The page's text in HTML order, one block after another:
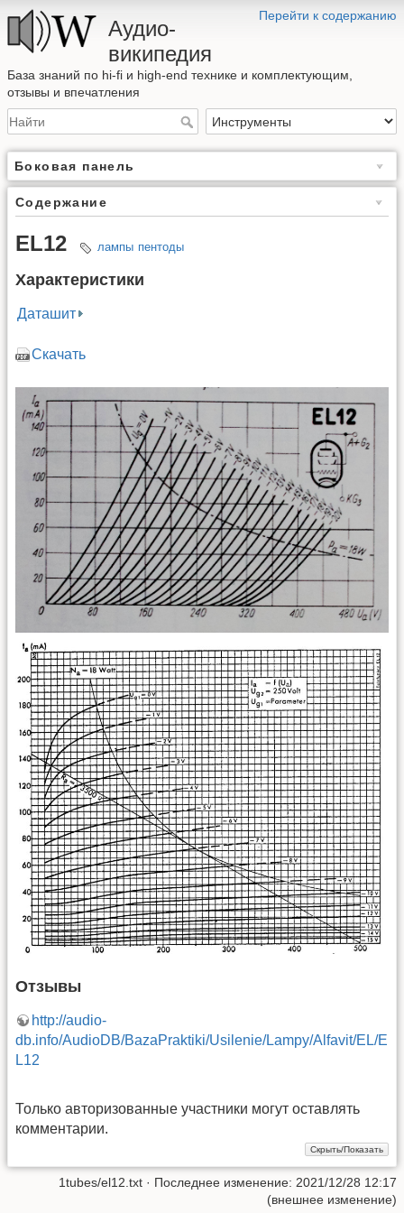
Перейти к содержанию
Аудио-
википедия
База знаний по hi-fi и high-end технике и комплектующим,
отзывы и впечатления
Боковая панель
Содержание
EL12 лампы пентоды
Характеристики
Даташит
Скачать
Отзывы
http://audio-
db.info/AudioDB/BazaPraktiki/Usilenie/Lampy/Alfavit/EL/E
L12
Только авторизованные участники могут оставлять
комментарии.
1tubes/el12.txt · Последнее изменение: 2021/12/28 12:17
(внешнее изменение)